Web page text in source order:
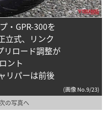
・GPR-300を
立式、リンク
リロード調整が
ント
リパーは前後
(画像 No.9/23)
の写真へ